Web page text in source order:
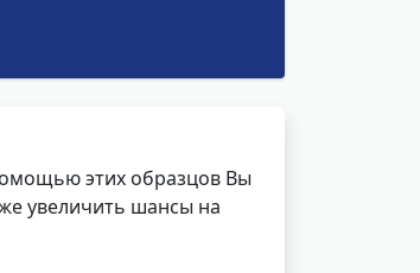
этих образцов Вы
увеличить шансы на